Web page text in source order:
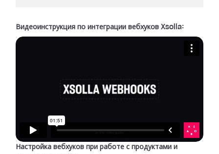
Видеоинструкция по интеграции вебхуков Xsolla:
Настройка вебхуков при работе с продуктами и